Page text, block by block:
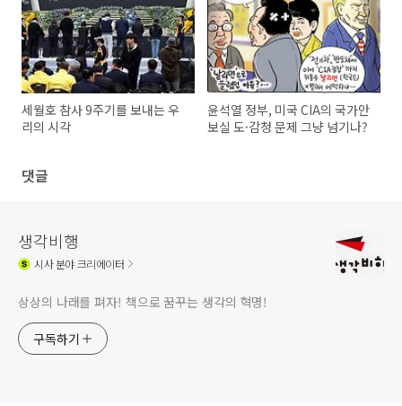
세월호 참사 9주기를 보내는 우
리의 시각
윤석열 정부, 미국 CIA의 국가안
보실 도·감청 문제 그냥 넘기나?
댓글
생각비행
시사분야 크리에이터
상상의 나래를 펴자! 책으로 꿈꾸는 생각의 혁명!
구독하기